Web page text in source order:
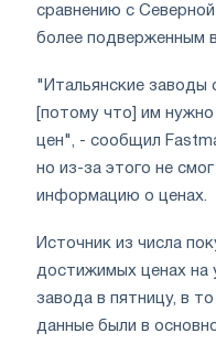
сравнению с
более подверженным
"Итальянские заводы
[потому что] им
цен", - сообщил
но из-за этого не
информацию о ценах.
Источник из числа
достижимых ценах на
завода в пятницу, в
данные были в